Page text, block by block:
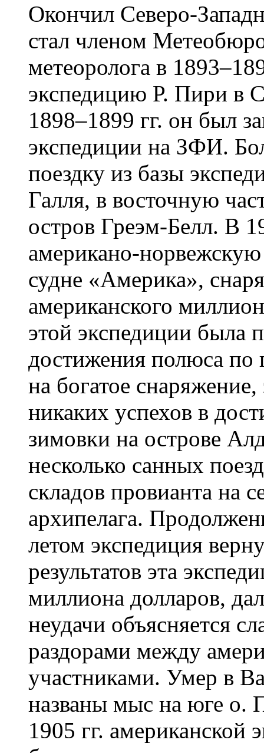
Окончил Северо-
стал членом
метеоролога в
экспедицию Р. Пири в
1898–1899 гг. он был
экспедиции на ЗФИ.
поездку из базы
Галля, в восточную
остров Греэм-Белл. В
американо-
судне «Америка»,
американского
этой экспедиции была
достижения полюса по
на богатое
никаких успехов в
зимовки на острове
несколько санных
складов провианта на
архипелага.
летом экспедиция
результатов эта
миллиона долларов,
неудачи объясняется
раздорами между
участниками. Умер в
названы мыс на юге о.
1905 гг. американской